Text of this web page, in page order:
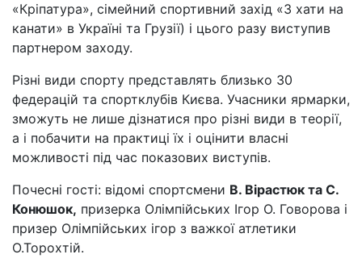
«Кріпатура», сімейний спортивний захід «З хати на
канати» в Україні та Грузії) і цього разу виступив
партнером заходу.
Різні види спорту представлять близько 30
федерацій та спортклубів Києва. Учасники ярмарки,
зможуть не лише дізнатися про різні види в теорії,
а і побачити на практиці їх і оцінити власні
можливості під час показових виступів.
Почесні гості: відомі спортсмени В. Вірастюк та С.
Конюшок, призерка Олімпійських Ігор О. Говорова і
призер Олімпійських ігор з важкої атлетики
О.Торохтій.